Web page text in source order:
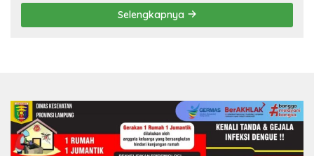
Selengkapnya